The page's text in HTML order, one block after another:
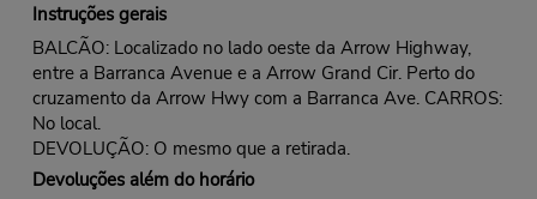
Instruções gerais
BALCÃO: Localizado no lado oeste da Arrow Highway,
entre a Barranca Avenue e a Arrow Grand Cir. Perto do
cruzamento da Arrow Hwy com a Barranca Ave. CARROS:
No local.
DEVOLUÇÃO: O mesmo que a retirada.
Devoluções além do horário